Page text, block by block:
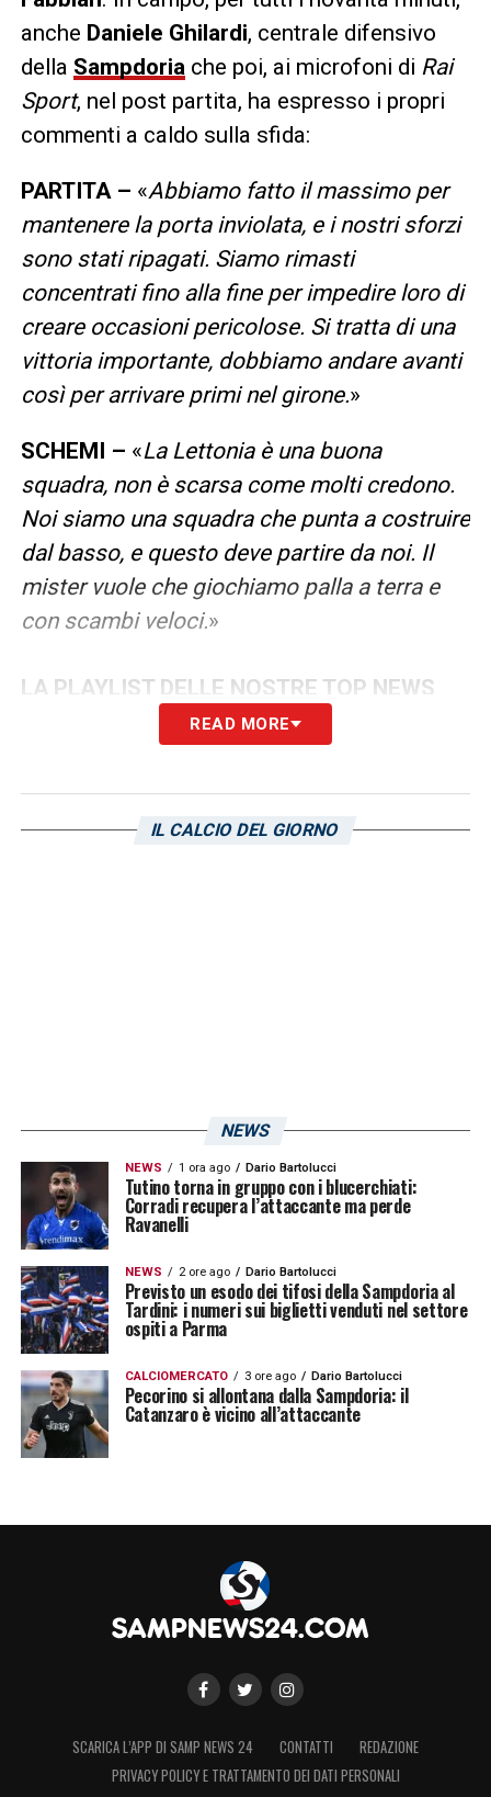
anche Daniele Ghilardi, centrale difensivo
della Sampdoriache poi, ai microfoni di Rai
Sport, nel post partita, ha espresso i propri
commenti a caldo sulla sfida:
PARTITA – «Abbiamo fatto il massimo per
mantenere la porta inviolata, e i nostri sforzi
sono stati ripagati. Siamo rimasti
concentrati fino alla fine per impedire loro di
creare occasioni pericolose. Si tratta di una
vittoria importante, dobbiamo andare avanti
così per arrivare primi nel girone.»
SCHEMI – «La Lettonia è una buona
squadra, non è scarsa come molti credono.
Noi siamo una squadra che punta a costruire
dal basso, e questo deve partire da noi. Il
mister vuole che giochiamo palla a terra e
con scambi veloci.»
LA PLAYLIST DELLE NOSTRE TOP NEWS
READ MORE
IL CALCIO DEL GIORNO
NEWS
NEWS 1 ora ago Dario Bartolucci
Tutino torna in gruppo con i blucerchiati:
Corradi recupera l’attaccante ma perde
Ravanelli
NEWS 2 ore ago Dario Bartolucci
Previsto un esodo dei tifosi della Sampdoria al
Tardini: i numeri sui biglietti venduti nel settore
ospiti a Parma
CALCIOMERCATO 3 ore ago Dario Bartolucci
Pecorino si allontana dalla Sampdoria: il
Catanzaro è vicino all’attaccante
SCARICA L’APP DI SAMP NEWS 24 CONTATTI
REDAZIONE
PRIVACY POLICY E TRATTAMENTO DEI DATI PERSONALI